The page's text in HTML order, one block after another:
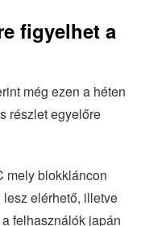
figyelhet a
még ezen a héten
részlet egyelőre
mely blokkláncon
elérhető, illetve
felhasználók japán